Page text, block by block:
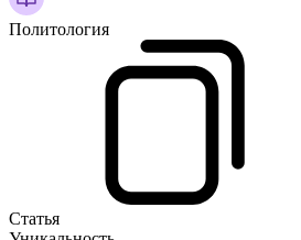
Политология
Статья